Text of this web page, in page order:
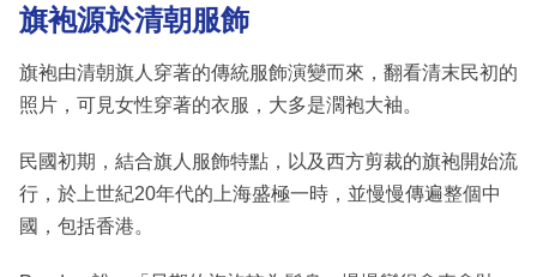
旗袍源於清朝服飾
旗袍由清朝旗人穿著的傳統服飾演變而來，翻看清末民初的
照片，可見女性穿著的衣服，大多是濶袍大袖。
民國初期，結合旗人服飾特點，以及西方剪裁的旗袍開始流
行，於上世紀20年代的上海盛極一時，並慢慢傳遍整個中
國，包括香港。